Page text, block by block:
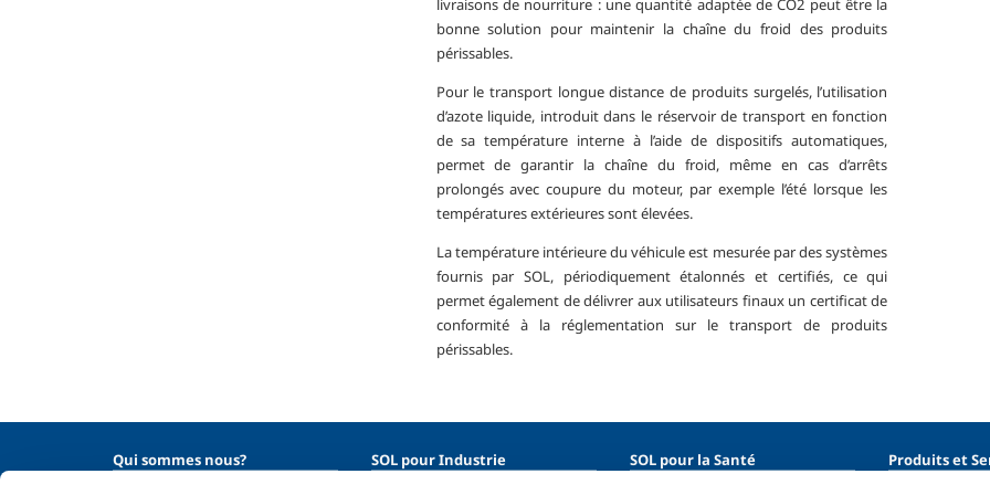
livraisons de nourriture : une quantité adaptée de CO2 peut être la
bonne solution pour maintenir la chaîne du froid des produits
périssables.
Pour le transport longue distance de produits surgelés, l’utilisation
d’azote liquide, introduit dans le réservoir de transport en fonction
de sa température interne à l’aide de dispositifs automatiques,
permet de garantir la chaîne du froid, même en cas d’arrêts
prolongés avec coupure du moteur, par exemple l’été lorsque les
températures extérieures sont élevées.
La température intérieure du véhicule est mesurée par des systèmes
fournis par SOL, périodiquement étalonnés et certifiés, ce qui
permet également de délivrer aux utilisateurs finaux un certificat de
conformité à la réglementation sur le transport de produits
périssables.
Qui sommes nous?
SOL pour Industrie
SOL pour la Santé
Produits et